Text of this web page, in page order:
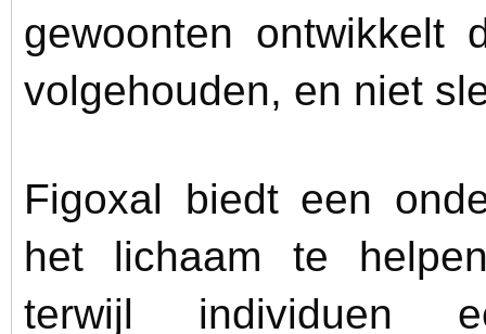
gewoonten ontwikkelt
volgehouden, en niet
Figoxal biedt een
het lichaam te
terwijl individuen